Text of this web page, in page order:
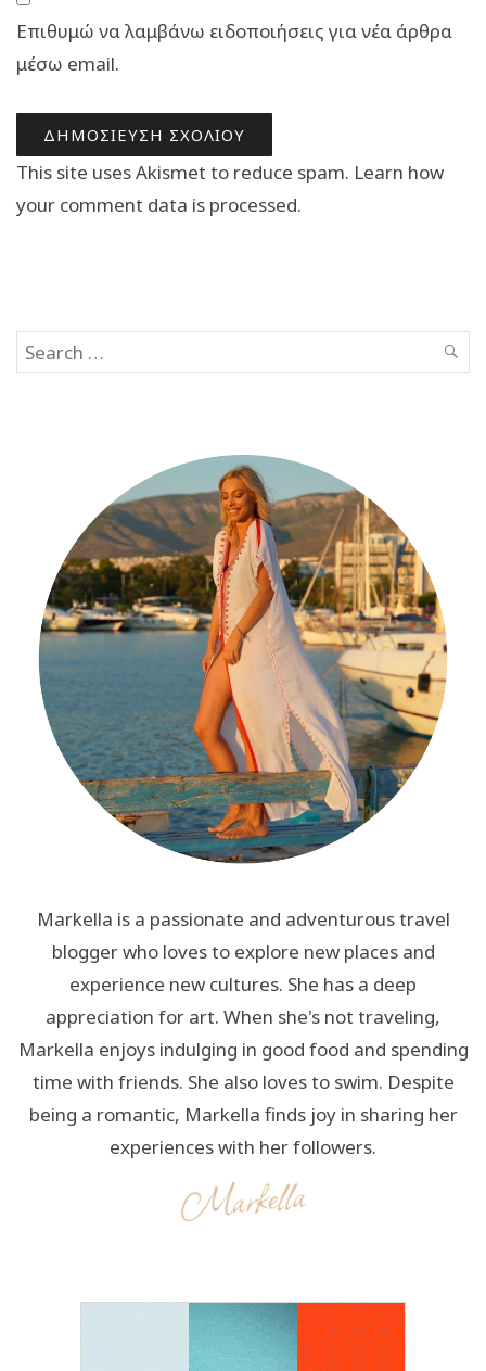
Επιθυμώ να λαμβάνω ειδοποιήσεις για νέα άρθρα
μέσω email.
This site uses Akismet to reduce spam. Learn how
your comment data is processed.
Search
for:
Markella is a passionate and adventurous travel
blogger who loves to explore new places and
experience new cultures. She has a deep
appreciation for art. When she's not traveling,
Markella enjoys indulging in good food and spending
time with friends. She also loves to swim. Despite
being a romantic, Markella finds joy in sharing her
experiences with her followers.